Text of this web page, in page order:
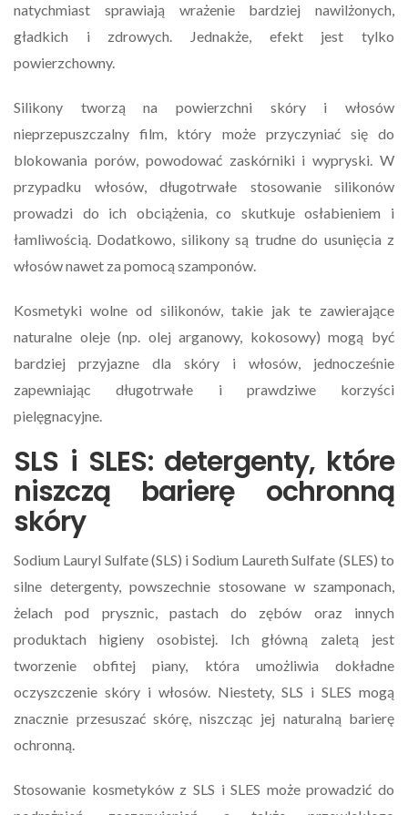
natychmiast sprawiają wrażenie bardziej nawilżonych,
gładkich i zdrowych. Jednakże, efekt jest tylko
powierzchowny.
Silikony tworzą na powierzchni skóry i włosów
nieprzepuszczalny film, który może przyczyniać się do
blokowania porów, powodować zaskórniki i wypryski. W
przypadku włosów, długotrwałe stosowanie silikonów
prowadzi do ich obciążenia, co skutkuje osłabieniem i
łamliwością. Dodatkowo, silikony są trudne do usunięcia z
włosów nawet za pomocą szamponów.
Kosmetyki wolne od silikonów, takie jak te zawierające
naturalne oleje (np. olej arganowy, kokosowy) mogą być
bardziej przyjazne dla skóry i włosów, jednocześnie
zapewniając długotrwałe i prawdziwe korzyści
pielęgnacyjne.
SLS i SLES: detergenty, które
niszczą barierę ochronną
skóry
Sodium Lauryl Sulfate (SLS) i Sodium Laureth Sulfate (SLES) to
silne detergenty, powszechnie stosowane w szamponach,
żelach pod prysznic, pastach do zębów oraz innych
produktach higieny osobistej. Ich główną zaletą jest
tworzenie obfitej piany, która umożliwia dokładne
oczyszczenie skóry i włosów. Niestety, SLS i SLES mogą
znacznie przesuszać skórę, niszcząc jej naturalną barierę
ochronną.
Stosowanie kosmetyków z SLS i SLES może prowadzić do